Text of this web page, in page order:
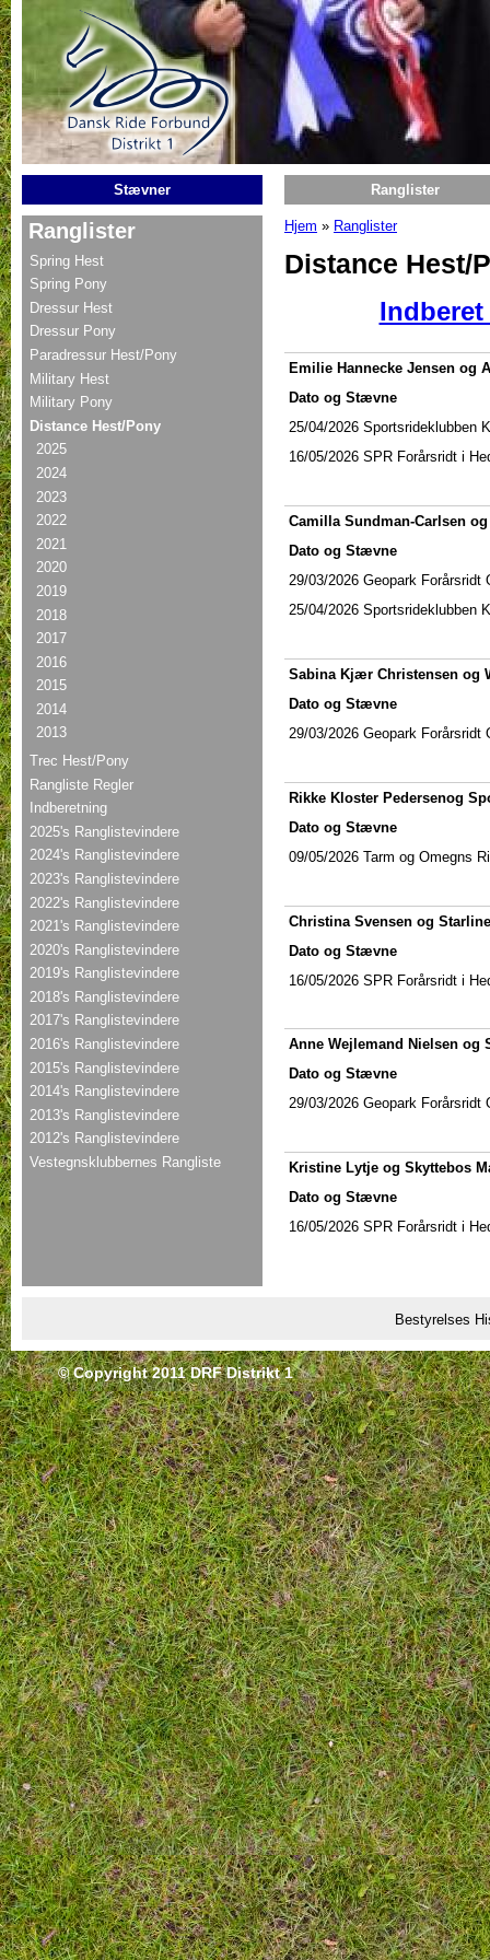
Gå til hovedindhold
Stævner Ranglister
Du er her
Hjem » Ranglister
Distance Hest/
Emilie Hannecke Jensen og
Dato og Stævne
25/04/2026 Sportsrideklubben
16/05/2026 SPR Forårsridt i
Camilla Sundman-Carlsen
Dato og Stævne
29/03/2026 Geopark Forårsridt
25/04/2026 Sportsrideklubben
Sabina Kjær Christensen og
Dato og Stævne
29/03/2026 Geopark Forårsridt
Rikke Kloster Pedersenog
Dato og Stævne
09/05/2026 Tarm og Omegns
Christina Svensen og
Dato og Stævne
16/05/2026 SPR Forårsridt i
Anne Wejlemand Nielsen og
Dato og Stævne
29/03/2026 Geopark Forårsridt
Kristine Lytje og Skyttebos
Dato og Stævne
16/05/2026 SPR Forårsridt i
Ranglister
Spring Hest
Spring Pony
Dressur Hest
Dressur Pony
Paradressur Hest/Pony
Military Hest
Military Pony
Distance Hest/Pony
2025
2024
2023
2022
2021
2020
2019
2018
2017
2016
2015
2014
2013
Trec Hest/Pony
Rangliste Regler
Indberetning
2025's Ranglistevindere
2024's Ranglistevindere
2023's Ranglistevindere
2022's Ranglistevindere
2021's Ranglistevindere
2020's Ranglistevindere
2019's Ranglistevindere
2018's Ranglistevindere
2017's Ranglistevindere
2016's Ranglistevindere
2015's Ranglistevindere
2014's Ranglistevindere
2013's Ranglistevindere
2012's Ranglistevindere
Vestegnsklubbernes Rangliste
Bestyrelses
© Copyright 2011 DRF Distrikt 1